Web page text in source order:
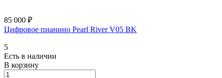
85 000 ₽
Цифровое пианино Pearl River V05 BK
5
Есть в наличии
В корзину